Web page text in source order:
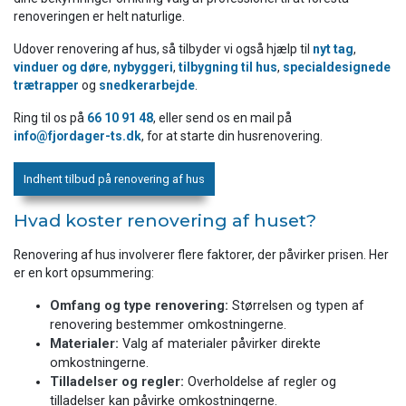
renoveringen er helt naturlige.
Udover renovering af hus, så tilbyder vi også hjælp til nyt tag,
vinduer og døre, nybyggeri, tilbygning til hus, specialdesignede
trætrapper og snedkerarbejde
Ring til os på 66 10 91 48, eller send os en mail på
info@fjordager-ts.dk, for at starte din husrenovering.
Indhent tilbud på renovering af hus
Hvad koster renovering af huset?
Renovering af hus involverer flere faktorer, der påvirker prisen. Her
er en kort opsummering:
Omfang og type renovering: Størrelsen og typen af
renovering bestemmer omkostningerne.
Materialer: Valg af materialer påvirker direkte
omkostningerne.
Tilladelser og regler: Overholdelse af regler og
tilladelser kan påvirke omkostningerne.